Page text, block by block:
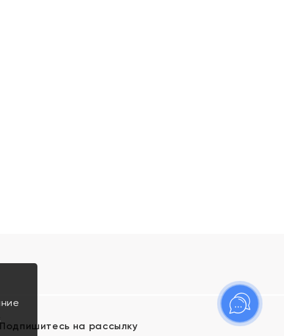
Подпишитесь на рассылку